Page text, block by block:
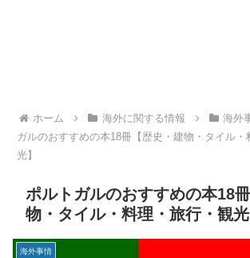
ホーム 海外に関する情報 海外
ガルのおすすめの本18冊【歴史・建物・タイル・
光】
ポルトガルのおすすめの本18
物・タイル・料理・旅行・観光
海外事情